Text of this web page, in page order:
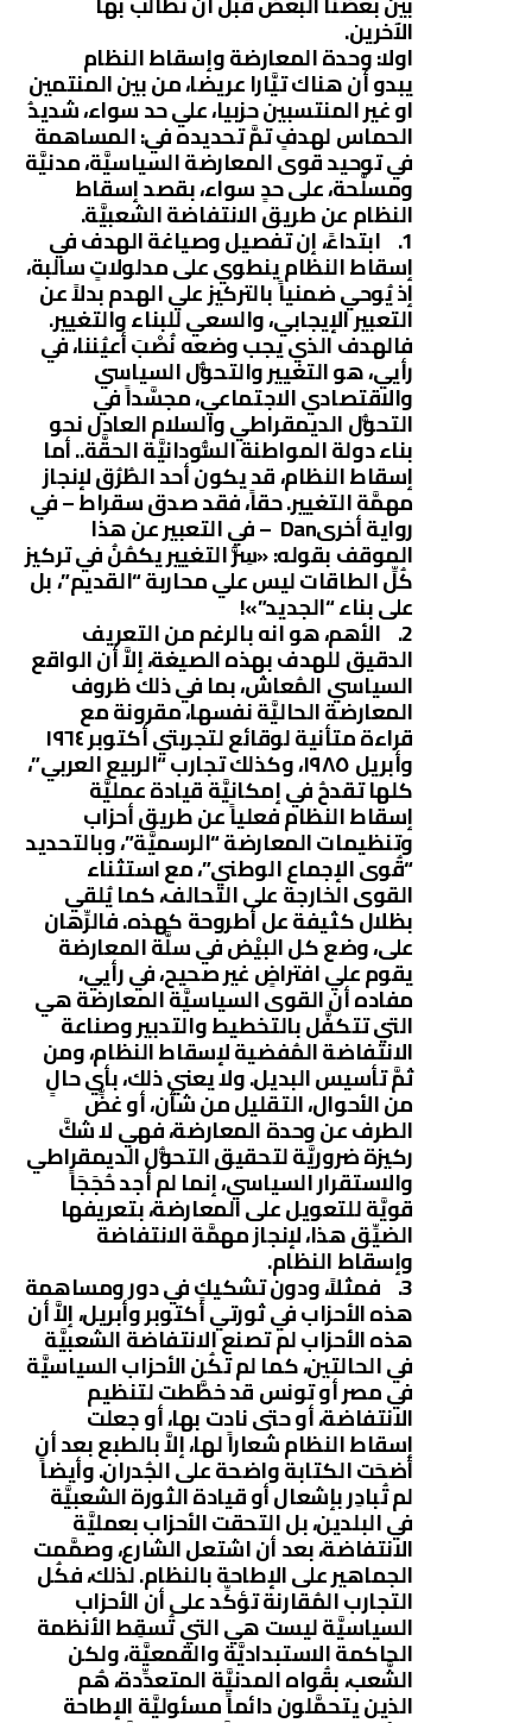
الآخرين.
اولا: وحدة المعارضة وإسقاط النظام
يبدو أن هناك تيَّارا عريضا، من بين المنتمين
او غير المنتسبين حزبيا، علي حد سواء، شديدُ
الحماس لهدفٍ تمَّ تحديده في: المساهمة
في توحيد قوى المعارضة السياسيَّة، مدنيَّة
ومسلَّحة، على حدٍ سواء، بقصد إسقاط
النظام عن طريق الانتفاضة الشعبيَّة.
1. ابتداءً، إن تفصيل وصياغة الهدف في
إسقاط النظام ينطوي على مدلولاتٍ سالبة،
إذ يُوحي ضمنياً بالتركيز علي الهدم بدلاً عن
التعبير الإيجابي، والسعي للبناء والتغيير.
فالهدف الذي يجب وضعه نُصْبَ أعيُننا، في
رأيي، هو التغيير والتحوُّل السياسي
والاقتصادي الاجتماعي، مجسَّداً في
التحوُّل الديمقراطي والسلام العادل نحو
بناء دولة المواطنة السُّودانيَّة الحقَّة.. أما
إسقاط النظام، قد يكون أحد الطُرُق لإنجاز
مهمَّة التغيير. حقاً، فقد صدق سقراط – في
رواية أخرىDan – في التعبير عن هذا
الموقف بقوله: «سِرُّ التغيير يكمُنُ في تركيز
كُلِّ الطاقات ليس علي محاربة “القديم”، بل
على بناء “الجديد”»!
2. الأهم، هو انه بالرغم من التعريف
الدقيق للهدف بهذه الصيغة، إلاَّ أن الواقع
السياسي المُعاش، بما في ذلك ظروف
المعارضة الحاليَّة نفسها، مقرونة مع
قراءة متأنية لوقائع لتجربتي أكتوبر ١٩٦٤
وأبريل ١٩٨٥، وكذلك تجارب “الربيع العربي”،
كلها تقدحُ في إمكانيَّة قيادة عمليَّة
إسقاط النظام فعلياً عن طريق أحزاب
وتنظيمات المعارضة “الرسميَّة”، وبالتحديد
“قُوى الإجماع الوطني”، مع استثناء
القوى الخارجة على التحالف، كما يُلقي
بظلال كثيفة عل أطروحة كهذه. فالرِّهان
على، وضع كل البيْض في سلَّة المعارضة
يقوم علي افتراضٍ غير صحيح، في رأيي،
مفاده أن القوى السياسيَّة المعارضة هي
التي تتكفَّل بالتخطيط والتدبير وصناعة
الانتفاضة المُفضية لإسقاط النظام، ومن
ثمَّ تأسيس البديل. ولا يعني ذلك، بأي حالٍ
من الأحوال، التقليل من شأن، أو غضِّ
الطرف عن وحدة المعارضة، فهي لا شكَّ
ركيزة ضروريَّة لتحقيق التحوُّل الديمقراطي
والاستقرار السياسي، إنما لم أجد حُجَجَاً
قويَّة للتعويل على المعارضة، بتعريفها
الضيِّق هذا، لإنجاز مهمَّة الانتفاضة
وإسقاط النظام.
3. فمثلاً، ودون تشكيكٍ في دور ومساهمة
هذه الأحزاب في ثورتي أكتوبر وأبريل، إلاَّ أن
هذه الأحزاب لم تصنع الانتفاضة الشعبيَّة
في الحالتين، كما لم تكُن الأحزاب السياسيَّة
في مصر أو تونس قد خطَّطت لتنظيم
الانتفاضة، أو حتى نادت بها، أو جعلت
إسقاط النظام شعاراً لها، إلاَّ بالطبع بعد أن
أضحَت الكتابة واضحة على الجُدران. وأيضاً
لم تُبادِر بإشعال أو قيادة الثورة الشعبيَّة
في البلدين، بل التحقت الأحزاب بعمليَّة
الانتفاضة، بعد أن اشتعل الشارع، وصمَّمت
الجماهير على الإطاحة بالنظام. لذلك، فكُل
التجارب المُقارنة تؤكِّد على أن الأحزاب
السياسيَّة ليست هي التي تُسقِط الأنظمة
الحاكمة الاستبداديَّة والقمعيَّة، ولكن
الشَّعب، بقُواه المدنيَّة المتعدِّدة، هُم
الذين يتحمَّلون دائماً مسئوليَّة الإطاحة